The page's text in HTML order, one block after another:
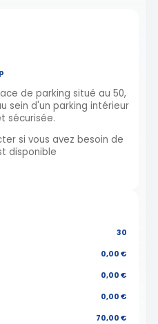
de parking situé au 50,
sein d'un parking intérieur
sécurisée.
si vous avez besoin de
disponible
30
0,00 €
0,00 €
0,00 €
70,00 €